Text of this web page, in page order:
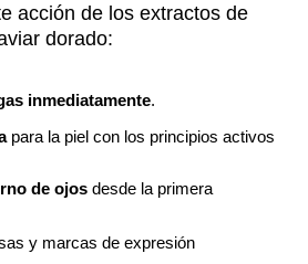
acción de los extractos de
dorado:
inmediatamente.
para la piel con los principios activos
de ojos desde la primera
y marcas de expresión